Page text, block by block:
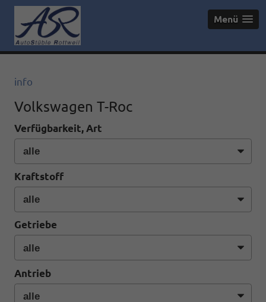
Menü
info
Volkswagen T-Roc
Verfügbarkeit, Art
Kraftstoff
Getriebe
Antrieb